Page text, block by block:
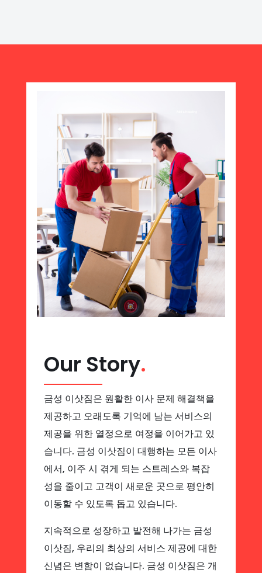
Our Story.
금성 이삿짐은 원활한 이사 문제 해결책을
제공하고 오래도록 기억에 남는 서비스의
제공을 위한 열정으로 여정을 이어가고 있
습니다. 금성 이삿짐이 대행하는 모든 이사
에서, 이주 시 겪게 되는 스트레스와 복잡
성을 줄이고 고객이 새로운 곳으로 평안히
이동할 수 있도록 돕고 있습니다.
지속적으로 성장하고 발전해 나가는 금성
이삿짐, 우리의 최상의 서비스 제공에 대한
신념은 변함이 없습니다. 금성 이삿짐은 개